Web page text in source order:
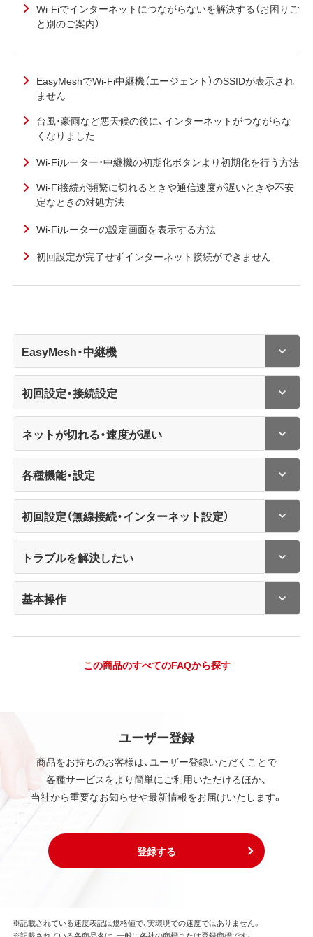
Wi-Fiでインターネットにつながらないを解決する（お困りご
と別のご案内）
EasyMeshでWi-Fi中継機（エージェント）のSSIDが表示され
ません
台風･豪雨など悪天候の後に、インターネットがつながらな
くなりました
Wi-Fiルーター・中継機の初期化ボタンより初期化を行う方法
Wi-Fi接続が頻繁に切れるときや通信速度が遅いときや不安
定なときの対処方法
Wi-Fiルーターの設定画面を表示する方法
初回設定が完了せずインターネット接続ができません
EasyMesh・中継機
初回設定・接続設定
ネットが切れる・速度が遅い
各種機能・設定
初回設定（無線接続・インターネット設定）
トラブルを解決したい
基本操作
この商品のすべてのFAQから探す
ユーザー登録
商品をお持ちのお客様は、ユーザー登録いただくことで
各種サービスをより簡単にご利用いただけるほか、
当社から重要なお知らせや最新情報をお届けいたします。
登録する
※記載されている速度表記は規格値で、実環境での速度ではありません。